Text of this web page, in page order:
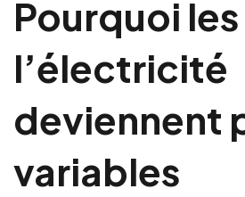
Pourquoi
l’électricité
deviennent
variables